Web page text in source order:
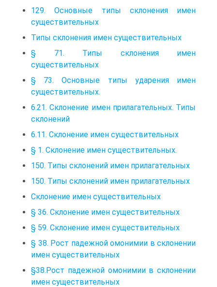
129. Основные типы склонения имен
существительных
Типы склонения имен существительных
§ 71. Типы склонения имен
существительных
§ 73. Основные типы ударения имен
существительных.
6.21. Склонение имен прилагательных. Типы
склонений
6.11. Склонение имен существительных
§ 1. Склонение имен существительных.
150. Типы склонений имен прилагательных
150. Типы склонений имен прилагательных
Склонение имен существительных
§ 36. Склонение имен существительных
§ 59. Склонение имен существительных
§ 38. Рост падежной омонимии в склонении
имен существительных
§38.Рост падежной омонимии в склонении
имен существительных